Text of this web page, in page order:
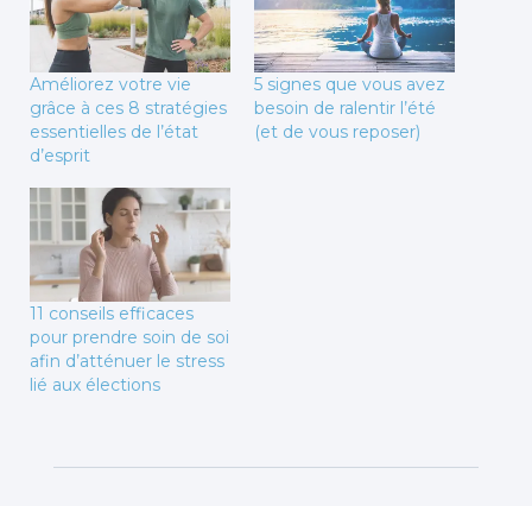
Améliorez votre vie
grâce à ces 8 stratégies
essentielles de l’état
d’esprit
5 signes que vous avez
besoin de ralentir l’été
(et de vous reposer)
11 conseils efficaces
pour prendre soin de soi
afin d’atténuer le stress
lié aux élections